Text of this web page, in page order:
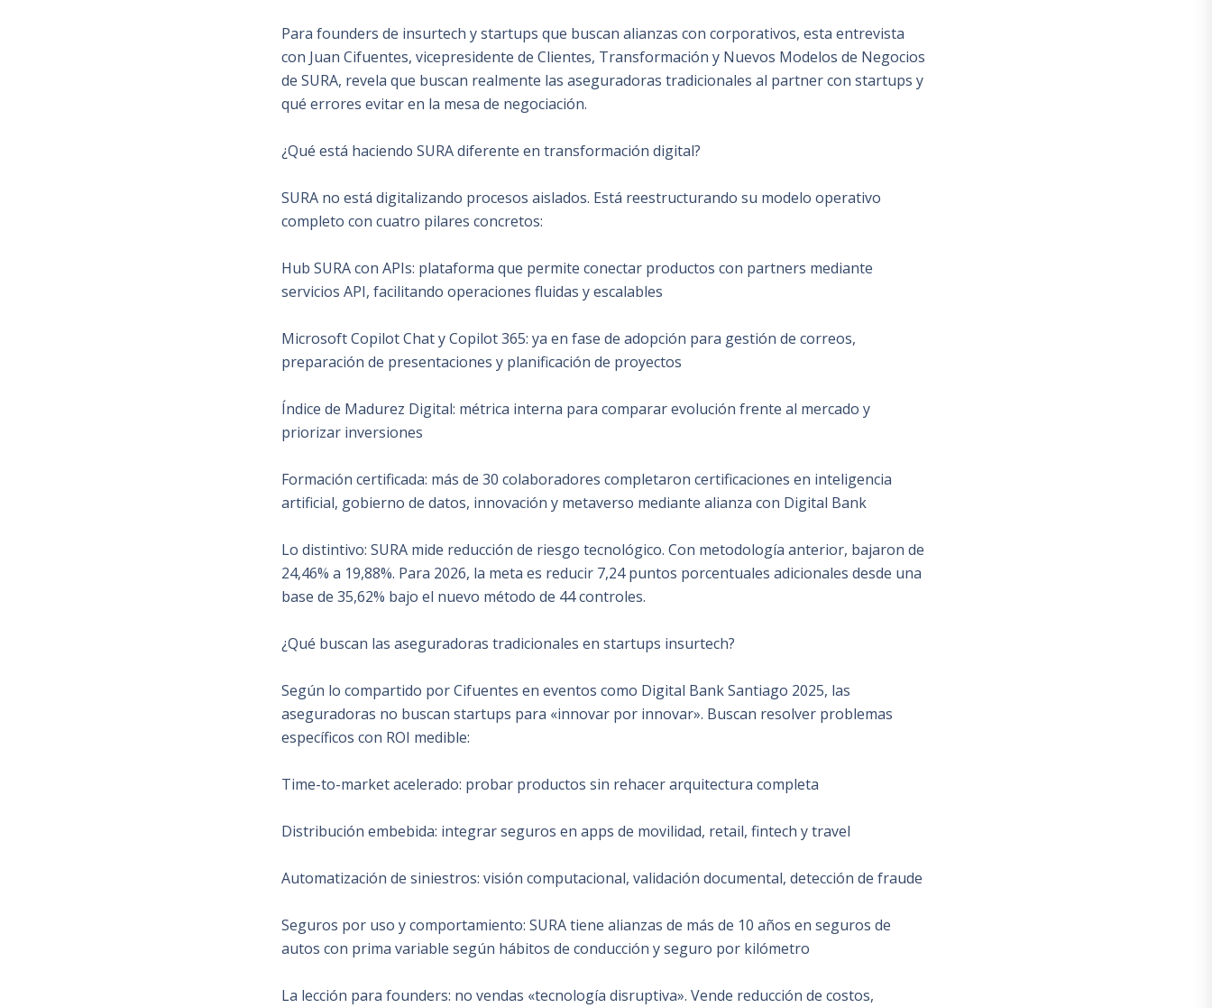
Para founders de insurtech y startups que buscan alianzas con corporativos, esta entrevista
con Juan Cifuentes, vicepresidente de Clientes, Transformación y Nuevos Modelos de Negocios
de SURA, revela que buscan realmente las aseguradoras tradicionales al partner con startups y
qué errores evitar en la mesa de negociación.
¿Qué está haciendo SURA diferente en transformación digital?
SURA no está digitalizando procesos aislados. Está reestructurando su modelo operativo
completo con cuatro pilares concretos:
Hub SURA con APIs: plataforma que permite conectar productos con partners mediante
servicios API, facilitando operaciones fluidas y escalables
Microsoft Copilot Chat y Copilot 365: ya en fase de adopción para gestión de correos,
preparación de presentaciones y planificación de proyectos
Índice de Madurez Digital: métrica interna para comparar evolución frente al mercado y
priorizar inversiones
Formación certificada: más de 30 colaboradores completaron certificaciones en inteligencia
artificial, gobierno de datos, innovación y metaverso mediante alianza con Digital Bank
Lo distintivo: SURA mide reducción de riesgo tecnológico. Con metodología anterior, bajaron de
24,46% a 19,88%. Para 2026, la meta es reducir 7,24 puntos porcentuales adicionales desde una
base de 35,62% bajo el nuevo método de 44 controles.
¿Qué buscan las aseguradoras tradicionales en startups insurtech?
Según lo compartido por Cifuentes en eventos como Digital Bank Santiago 2025, las
aseguradoras no buscan startups para «innovar por innovar». Buscan resolver problemas
específicos con ROI medible:
Time-to-market acelerado: probar productos sin rehacer arquitectura completa
Distribución embebida: integrar seguros en apps de movilidad, retail, fintech y travel
Automatización de siniestros: visión computacional, validación documental, detección de fraude
Seguros por uso y comportamiento: SURA tiene alianzas de más de 10 años en seguros de
autos con prima variable según hábitos de conducción y seguro por kilómetro
La lección para founders: no vendas «tecnología disruptiva». Vende reducción de costos,